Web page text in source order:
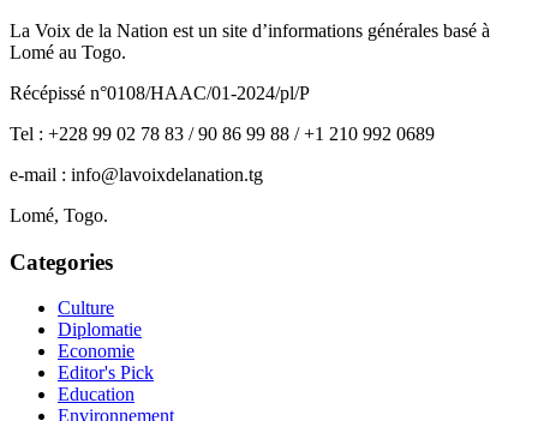
La Voix de la Nation est un site d’informations générales basé à
Lomé au Togo.
Récépissé n°0108/HAAC/01-2024/pl/P
Tel : +228 99 02 78 83 / 90 86 99 88 / +1 210 992 0689
e-mail : info@lavoixdelanation.tg
Lomé, Togo.
Categories
Culture
Diplomatie
Economie
Editor's Pick
Education
Environnement